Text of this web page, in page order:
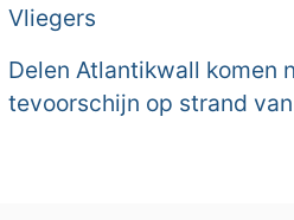
Vliegers
Delen Atlantikwall komen
tevoorschijn op strand